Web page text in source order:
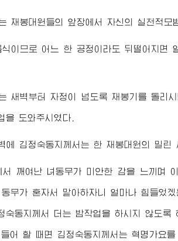
재봉대원들의 앞장에서 자신의 실천적모
식이므로 어느 한 공정이라도 뒤떨어지면
새벽부터 자정이 넘도록 재봉기를 돌리
을 도와주시였다.
에 김정숙동지 께서는 한 재봉대원의 밀린
서 깨여난 녀동무가 미안한 감을 느끼며
무가 혼자서 맡아하자니 얼마나 힘들었
숙동지 께서 더는 밤작업을 하시지 않도록
어 할 때면 김정숙동지 께서는 혁명가요